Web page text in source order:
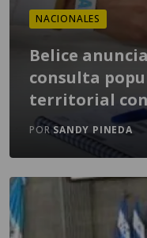
NACIONALES
Belice
consulta
territorial
POR SANDY PINEDA